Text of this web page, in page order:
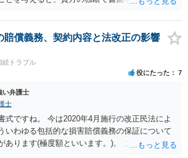
渋っているようですが、弁護士として提出の実
可能性もあると思いますので、そのあたりも含
ということで書面提出をしないということであ
委任関係を修了した上で、貴方のほうで書面提
った方がよいでしょう。
賠償義務、契約内容と法改正の影響
続トラブル
役にたった 7
い弁護士
士
式ですね。 今は2020年4月施行の改正民法によ
いわゆる包括的な損害賠償義務の保証について
あります(極度額といいます。)。 この書式にサ